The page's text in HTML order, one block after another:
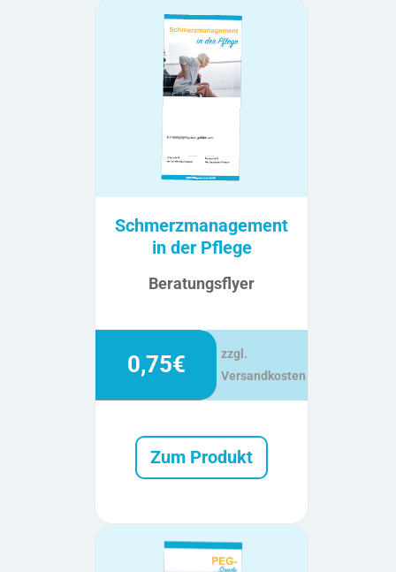
Schmerzmanagement
in der Pflege
Beratungsflyer
0,75€
zzgl.
Versandkosten
Zum Produkt